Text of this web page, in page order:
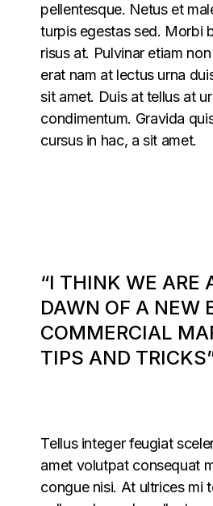
pellentesque. Netus et
turpis egestas sed. Morbi
risus at. Pulvinar etiam
erat nam at lectus urna
sit amet. Duis at tellus at
condimentum. Gravida
cursus in hac, a sit amet.
“I THINK WE ARE
DAWN OF A NEW
COMMERCIAL
TIPS AND
Tellus integer feugiat
amet volutpat consequat
congue nisi. At ultrices mi